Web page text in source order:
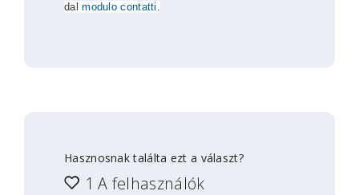
dalmodulo contatti .
Hasznosnak találta ezt a választ?
1 A felhasználók